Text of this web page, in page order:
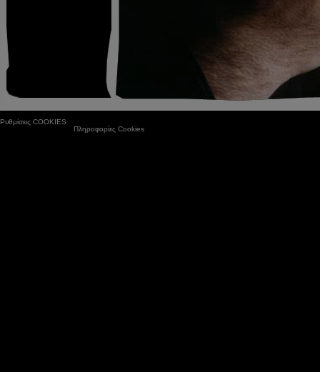
Ρυθμίσεις COOKIES
Πληροφορίες Cookies